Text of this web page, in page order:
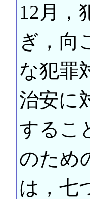
12月，
ぎ，向
な犯罪
治安に
するこ
のため
は，七